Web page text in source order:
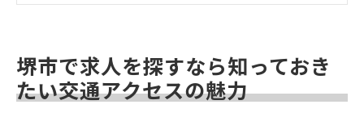
堺市内での交通費を節約するテクニック
スキルと経験を活かせる堺市の求人攻略法
堺市で求人を探すなら知っておき
たい交通アクセスの魅力